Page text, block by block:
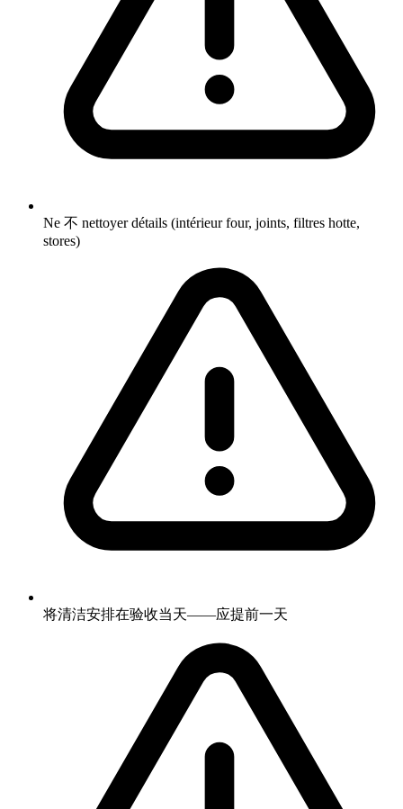
Ne 不 nettoyer détails (intérieur four, joints, filtres hotte,
stores)
将清洁安排在验收当天——应提前一天